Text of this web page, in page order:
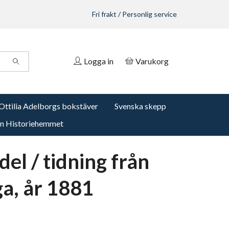
Fri frakt / Personlig service
Logga in Varukorg
Adelborgs bokstäver
Svenska skepp
Historiehemmet
/ tidning från
år 1881